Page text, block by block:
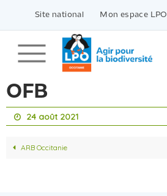
contenu
Site national Mon espace LPO
OFB
24 août 2021
ARB Occitanie